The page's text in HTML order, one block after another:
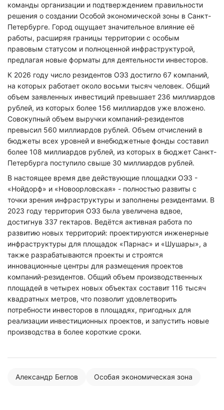
команды организации и подтверждением правильности
решения о создании Особой экономической зоны в Санкт-
Петербурге. Город ощущает значительное влияние её
работы, расширяя границы территории с особым
правовым статусом и полноценной инфраструктурой,
предлагая новые форматы для деятельности инвесторов.
К 2026 году число резидентов ОЭЗ достигло 67 компаний,
на которых работает около восьми тысяч человек. Общий
объем заявленных инвестиций превышает 236 миллиардов
рублей, из которых более 156 миллиардов уже вложено.
Совокупный объем выручки компаний-резидентов
превысил 560 миллиардов рублей. Объем отчислений в
бюджеты всех уровней и внебюджетные фонды составил
более 108 миллиардов рублей, из которых в бюджет Санкт-
Петербурга поступило свыше 30 миллиардов рублей.
В настоящее время две действующие площадки ОЭЗ -
«Нойдорф» и «Новоорловская» - полностью развиты с
точки зрения инфраструктуры и заполнены резидентами. В
2023 году территория ОЭЗ была увеличена вдвое,
достигнув 337 гектаров. Ведётся активная работа по
развитию новых территорий: проектируются инженерные
инфраструктуры для площадок «Парнас» и «Шушары», а
также разрабатываются проекты и строятся
инновационные центры для размещения проектов
компаний-резидентов. Общий объем производственных
площадей в четырех новых объектах составит 116 тысяч
квадратных метров, что позволит удовлетворить
потребности инвесторов в площадях, пригодных для
реализации инвестиционных проектов, и запустить новые
производства в более короткие сроки.
Александр Беглов Особая экономическая зона
Нажимая на кнопку "Отправить" вы
соглашаетесь сполитикой конфиденциальности